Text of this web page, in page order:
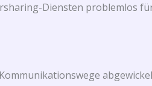
Diensten problemlos